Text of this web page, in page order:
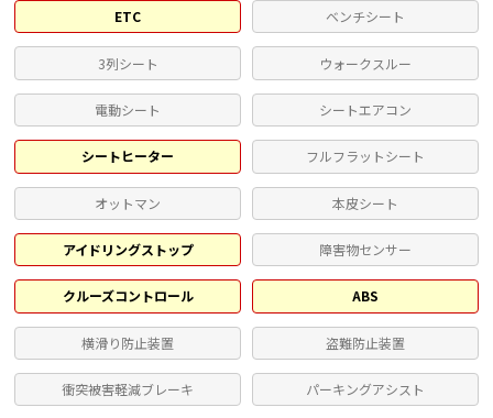
ETC ベンチシート
3列シート ウォークスルー
電動シート シートエアコン
シートヒーター フルフラットシート
オットマン 本皮シート
アイドリングストップ 障害物センサー
クルーズコントロール ABS
横滑り防止装置 盗難防止装置
衝突被害軽減ブレーキ パーキングアシスト